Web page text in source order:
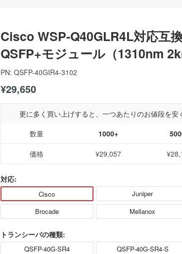
Cisco WSP-Q40GLR4L対応互
QSFP+モジュール（1310nm
PN: QSFP-40GIR4-3102
¥29,650
更に多く買い上げすると、一つあたりのお値段を安
数量
1000+
価格 ¥29,057
対応:
Cisco Juniper
Brocade
Mellanox
トランシーバの種類:
QSFP-40G-SR4 QSFP-40G-SR4-S